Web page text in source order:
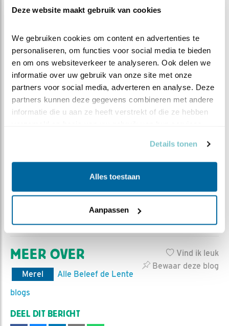
Deze website maakt gebruik van cookies
We gebruiken cookies om content en advertenties te
personaliseren, om functies voor social media te bieden
en om ons websiteverkeer te analyseren. Ook delen we
informatie over uw gebruik van onze site met onze
partners voor social media, adverteren en analyse. Deze
partners kunnen deze gegevens combineren met andere
informatie die u aan ze heeft verstrekt of die ze hebben
Details tonen
Alles toestaan
Aanpassen
kuikens nog wat langer blijven zitten zodat ze wat meer
buitenwereld. Maar ook dan gaat het snel: ongeveer
halverwege deze week zullen ze oud genoeg zijn om het
nest te verlaten, dus houdt ons duo de komende dagen
goed in de gaten!
Vind ik leuk
Bewaar deze blog
MEER OVER
Merel
Alle Beleef de Lente
blogs
DEEL DIT BERICHT